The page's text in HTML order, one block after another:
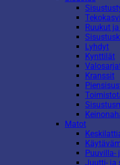
Ruukut
Lyhdyt
Kynttilät
Kranssit
Matot
Puuvilla-
Juutti- ja